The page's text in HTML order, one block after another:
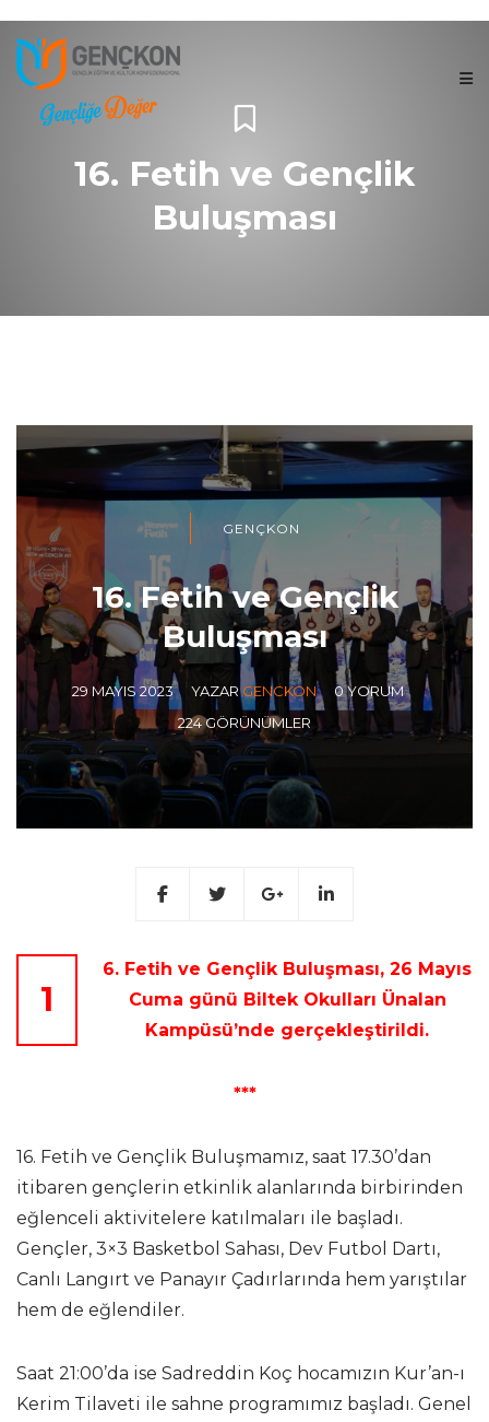
16. Fetih ve Gençlik
Buluşması
GENÇKON
16. Fetih ve Gençlik
Buluşması
29 MAYIS 2023 YAZARGENCKON
0 YORUM
224 GÖRÜNÜMLER
1
6. Fetih ve Gençlik Buluşması, 26 Mayıs
Cuma günü Biltek Okulları Ünalan
Kampüsü’nde gerçekleştirildi.
***
16. Fetih ve Gençlik Buluşmamız, saat 17.30’dan
itibaren gençlerin etkinlik alanlarında birbirinden
eğlenceli aktivitelere katılmaları ile başladı.
Gençler, 3×3 Basketbol Sahası, Dev Futbol Dartı,
Canlı Langırt ve Panayır Çadırlarında hem yarıştılar
hem de eğlendiler.
Saat 21:00’da ise Sadreddin Koç hocamızın Kur’an-ı
Kerim Tilaveti ile sahne programımız başladı. Genel